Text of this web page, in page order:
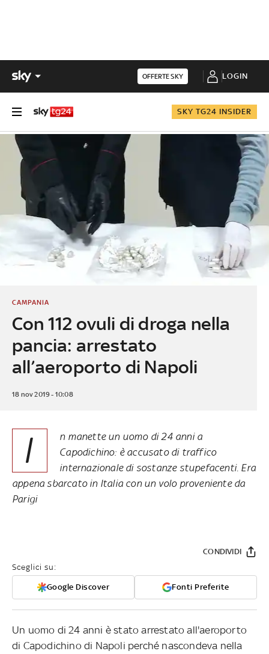
OFFERTE SKY LOGIN
SKY TG24 INSIDER
Con 112 ovuli di droga nella
pancia: arrestato
all’aeroporto di Napoli
CAMPANIA
18 nov 2019 - 10:08
I
n manette un uomo di 24 anni a
Capodichino: è accusato di traffico
internazionale di sostanze stupefacenti. Era
appena sbarcato in Italia con un volo proveniente da
Parigi
Sceglici su:
Google Discover Fonti Preferite
CONDIVIDI
Un uomo di 24 anni è stato arrestato all'aeroporto
di Capodichino di Napoli perché nascondeva nella